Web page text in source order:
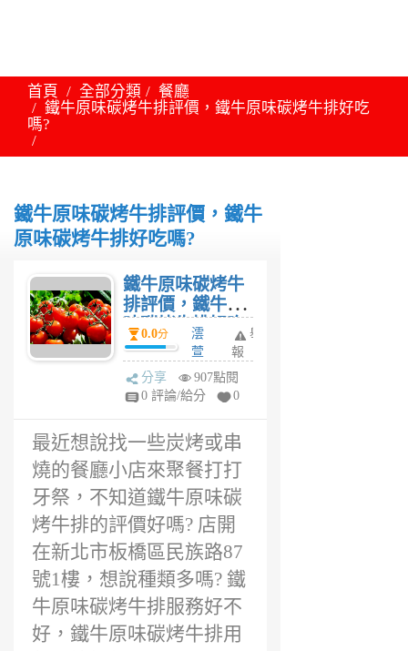
首頁 全部分類
餐廳
鐵牛原味碳烤牛排評價，鐵牛原味碳烤牛排好吃
嗎?
鐵牛原味碳烤牛排評價，鐵牛
原味碳烤牛排好吃嗎?
鐵牛原味碳烤牛
排評價，鐵牛原
味碳烤牛排好吃
嗎?
0.0分
澐
萱
6
年
舉
報
分享
907點閱
0 評論/給分
0
最近想說找一些炭烤或串
燒的餐廳小店來聚餐打打
牙祭，不知道鐵牛原味碳
烤牛排的評價好嗎? 店開
在新北市板橋區民族路87
號1樓，想說種類多嗎? 鐵
牛原味碳烤牛排服務好不
好，鐵牛原味碳烤牛排用